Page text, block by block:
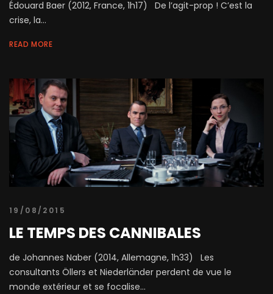
Édouard Baer (2012, France, 1h17) De l’agit-prop ! C’est la
crise, la...
READ MORE
19/08/2015
LE TEMPS DES CANNIBALES
de Johannes Naber (2014, Allemagne, 1h33) Les
consultants Öllers et Niederländer perdent de vue le
monde extérieur et se focalise...